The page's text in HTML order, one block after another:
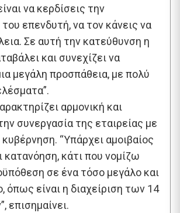
να κερδίσεις την
επενδυτή, να τον κάνεις να
Σε αυτή την κατεύθυνση η
και συνεχίζει να
μεγάλη προσπάθεια, με πολύ
αρμονική και
συνεργασία της εταιρείας με
“Υπάρχει αμοιβαίος
κατανόηση, κάτι που νομίζω
σε ένα τόσο μεγάλο και
όπως είναι η διαχείριση των 14
επισημαίνει.